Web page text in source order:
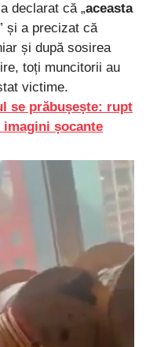
declarat că „aceasta
și a precizat că
și după sosirea
toți muncitorii au
victime.
se prăbușește: rupt
șocante